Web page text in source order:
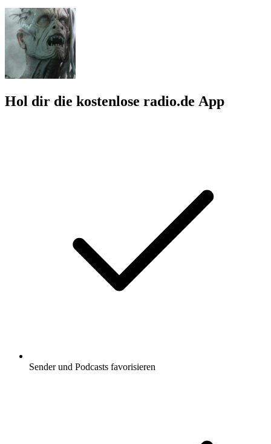
Hol dir die kostenlose radio.de App
Sender und Podcasts favorisieren